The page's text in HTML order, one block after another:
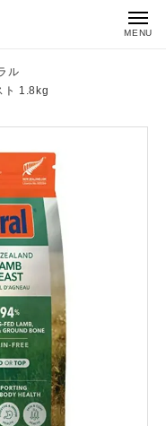
MENU
ル
ト 1.8kg